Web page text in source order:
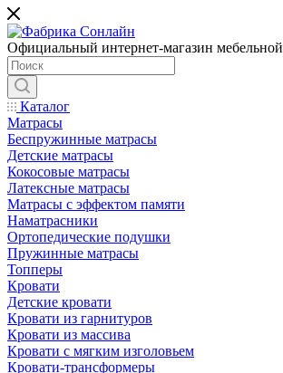
Официальный интернет-магазин
Каталог
Матрасы
Беспружинные матрасы
Детские матрасы
Кокосовые матрасы
Латексные матрасы
Матрасы с эффектом памяти
Наматрасники
Ортопедические подушки
Пружинные матрасы
Топперы
Кровати
Детские кровати
Кровати из гарнитуров
Кровати из массива
Кровати с мягким изголовьем
Кровати-трансформеры